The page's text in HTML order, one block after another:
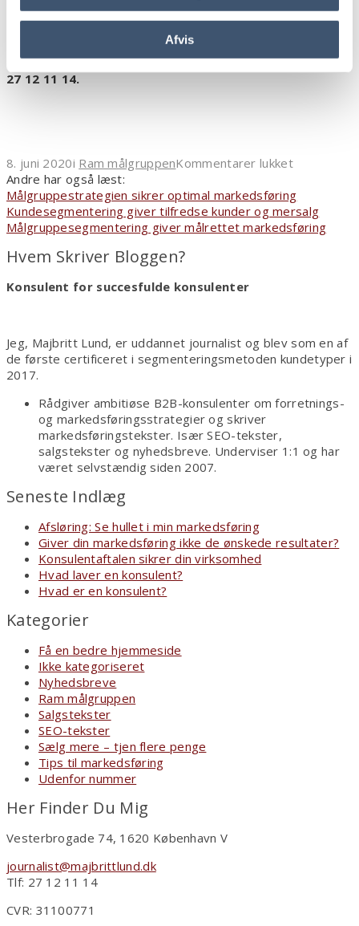
Afvis
Som certificeret iemotionelle kundetyperkan jeg
både rådgive dig i valget af kundetype, ligesom jeg
tekstforfatteropgaver
kundetypen. Vil du høre mere, så ring gerne til mig på
27 12 11 14.
8. juni 2020i Ram målgruppenKommentarer lukkettil
nye
produkter
efter
Andre har også læst:
Målgruppestrategien sikrer optimal markedsføring
Kundesegmentering giver tilfredse kunder og mersalg
Målgruppesegmentering giver målrettet markedsføring
Hvem Skriver Bloggen?
Konsulent for succesfulde konsulenter
Jeg, Majbritt Lund, er uddannet journalist og blev som en af
de første certificeret i segmenteringsmetoden kundetyper i
2017.
Rådgiver ambitiøse B2B-konsulenter om forretnings-
og markedsføringsstrategier og skriver
markedsføringstekster. Især SEO-tekster,
salgstekster og nyhedsbreve. Underviser 1:1 og har
været selvstændig siden 2007.
Seneste Indlæg
Afsløring: Se hullet i min markedsføring
Giver din markedsføring ikke de ønskede resultater?
Konsulentaftalen sikrer din virksomhed
Hvad laver en konsulent?
Hvad er en konsulent?
Kategorier
Få en bedre hjemmeside
Ikke kategoriseret
Nyhedsbreve
Ram målgruppen
Salgstekster
SEO-tekster
Sælg mere – tjen flere penge
Tips til markedsføring
Udenfor nummer
Her Finder Du Mig
Vesterbrogade 74, 1620 København V
journalist@majbrittlund.dk
Tlf: 27 12 11 14
CVR: 31100771